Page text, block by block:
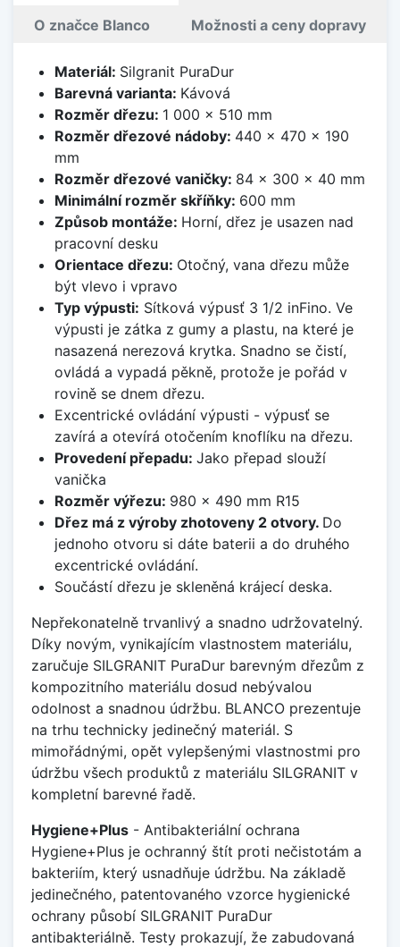
O značce Blanco Možnosti a ceny dopravy
Materiál: Silgranit PuraDur
Barevná varianta: Kávová
Rozměr dřezu: 1 000 x 510 mm
Rozměr dřezové nádoby: 440 x 470 x 190
mm
Rozměr dřezové vaničky: 84 x 300 x 40 mm
Minimální rozměr skříňky: 600 mm
Způsob montáže: Horní, dřez je usazen nad
pracovní desku
Orientace dřezu: Otočný, vana dřezu může
být vlevo i vpravo
Typ výpusti: Sítková výpusť 3 1/2 inFino. Ve
výpusti je zátka z gumy a plastu, na které je
nasazená nerezová krytka. Snadno se čistí,
ovládá a vypadá pěkně, protože je pořád v
rovině se dnem dřezu.
Excentrické ovládání výpusti - výpusť se
zavírá a otevírá otočením knoflíku na dřezu.
Provedení přepadu: Jako přepad slouží
vanička
Rozměr výřezu: 980 x 490 mm R15
Dřez má z výroby zhotoveny 2 otvory. Do
jednoho otvoru si dáte baterii a do druhého
excentrické ovládání.
Součástí dřezu je skleněná krájecí deska.
Nepřekonatelně trvanlivý a snadno udržovatelný.
Díky novým, vynikajícím vlastnostem materiálu,
zaručuje SILGRANIT PuraDur barevným dřezům z
kompozitního materiálu dosud nebývalou
odolnost a snadnou údržbu. BLANCO prezentuje
na trhu technicky jedinečný materiál. S
mimořádnými, opět vylepšenými vlastnostmi pro
údržbu všech produktů z materiálu SILGRANIT v
kompletní barevné řadě.
Hygiene+Plus - Antibakteriální ochrana
Hygiene+Plus je ochranný štít proti nečistotám a
bakteriím, který usnadňuje údržbu. Na základě
jedinečného, patentovaného vzorce hygienické
ochrany působí SILGRANIT PuraDur
antibakteriálně. Testy prokazují, že zabudovaná